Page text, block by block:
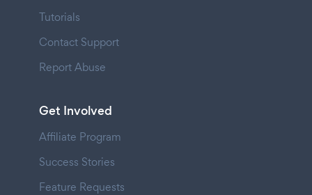
Tutorials
Contact Support
Report Abuse
Get Involved
Affiliate Program
Success Stories
Feature Requests